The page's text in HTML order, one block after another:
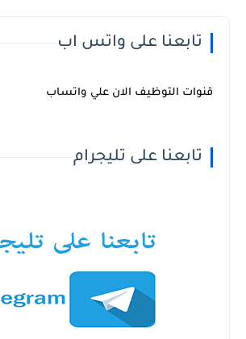
تابعنا على واتس اب
قنوات التوظيف الان علي واتساب
تابعنا على تليجرام